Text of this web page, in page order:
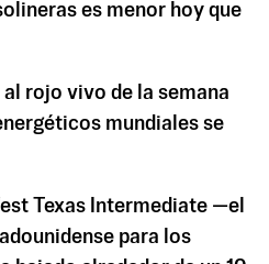
es menor hoy que
rojo vivo de la semana
mundiales se
Texas Intermediate —el
para los